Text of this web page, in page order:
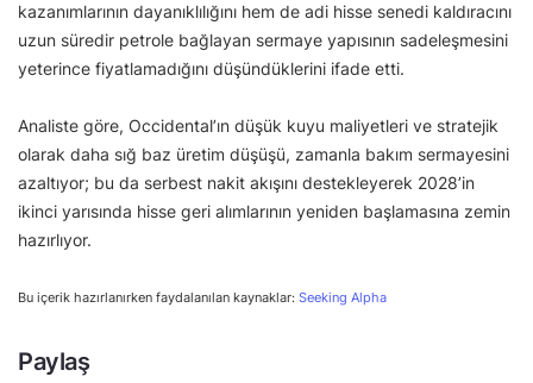
kazanımlarının dayanıklılığını hem de adi hisse senedi kaldıracını
uzun süredir petrole bağlayan sermaye yapısının sadeleşmesini
yeterince fiyatlamadığını düşündüklerini ifade etti.
Analiste göre, Occidental’ın düşük kuyu maliyetleri ve stratejik
olarak daha sığ baz üretim düşüşü, zamanla bakım sermayesini
azaltıyor; bu da serbest nakit akışını destekleyerek 2028’in
ikinci yarısında hisse geri alımlarının yeniden başlamasına zemin
hazırlıyor.
Bu içerik hazırlanırken faydalanılan kaynaklar: Seeking Alpha
Paylaş